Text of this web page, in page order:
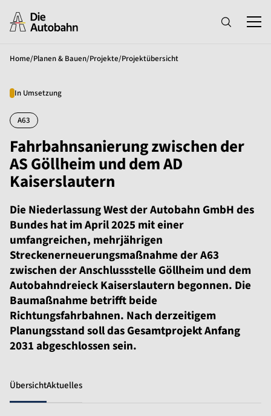
Home/Planen & Bauen/Projekte/Projektübersicht
In Umsetzung
A63
Fahrbahnsanierung zwischen der
AS Göllheim und dem AD
Kaiserslautern
Die Niederlassung West der Autobahn GmbH des
Bundes hat im April 2025 mit einer
umfangreichen, mehrjährigen
Streckenerneuerungsmaßnahme der A63
zwischen der Anschlussstelle Göllheim und dem
Autobahndreieck Kaiserslautern begonnen. Die
Baumaßnahme betrifft beide
Richtungsfahrbahnen. Nach derzeitigem
Planungsstand soll das Gesamtprojekt Anfang
2031 abgeschlossen sein.
ÜbersichtAktuelles